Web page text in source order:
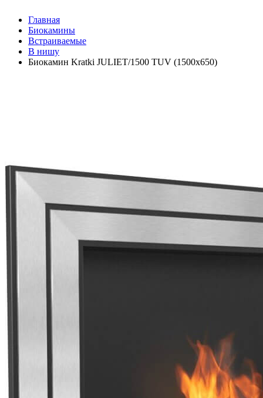
Главная
Биокамины
Встраиваемые
В нишу
Биокамин Kratki JULIET/1500 TUV (1500x650)